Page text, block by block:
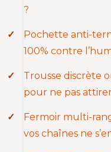
?
Pochette anti-
100% contre
Trousse discrète
pour ne pas
Fermoir multi-
vos chaînes ne